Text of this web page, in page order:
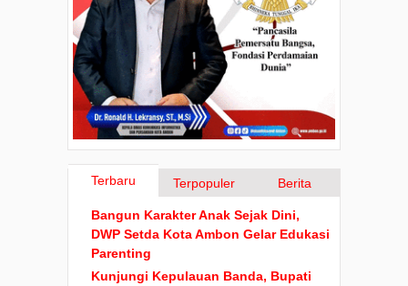
Terbaru Terpopuler Berita
Bangun Karakter Anak Sejak Dini,
DWP Setda Kota Ambon Gelar Edukasi
Parenting
Kunjungi Kepulauan Banda, Bupati